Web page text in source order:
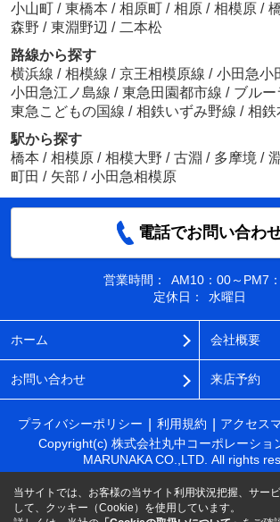
小山町 / 東橋本 / 相原町 / 相原 / 相模原 /
森野 / 東淵野辺 / 二本松
路線から探す
横浜線 / 相模線 / 京王相模原線 / 小田急小
小田急江ノ島線 / 東急田園都市線 / ブルー
東急こどもの国線 / 相鉄いずみ野線 / 相鉄
駅から探す
橋本 / 相模原 / 相模大野 / 古淵 / 多摩境 /
町田 / 矢部 / 小田急相模原
電話でお問い合わ
営業時間：
AM10：00～PM7
定休日：
水曜日
ホーム 会社概要
お問い合わせ 来店予約
プライバシーポリシー 利用規約 アクセス
Copyright(c) 株式会社丸中コーポレーシ
MARUNAKA CO.,LTD. All rights
当サイトでは、お客様の当サイト利用状況把握、サー
して、クッキー（Cookie）を使用しています。